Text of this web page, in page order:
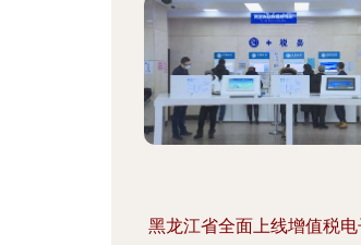
黑龙江省全面上线增值税